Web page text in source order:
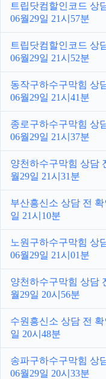
트립닷컴할인코드 상
06월29일 21시57분
트립닷컴할인코드 상
06월29일 21시52분
동작구하수구막힘 상
06월29일 21시41분
종로구하수구막힘 상
06월29일 21시37분
양천하수구막힘 상담
월29일 21시31분
부산흥신소 상담 전
일 21시10분
노원구하수구막힘 상
06월29일 21시01분
양천하수구막힘 상담
월29일 20시56분
수원흥신소 상담 전
일 20시48분
송파구하수구막힘 상
06월29일 20시33분